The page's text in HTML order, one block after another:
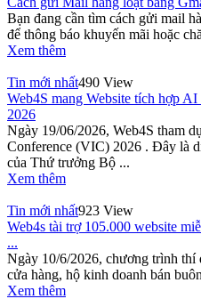
Bạn đang cần tìm cách gửi mail
để thông báo khuyến mãi hoặc
Xem thêm
Tin mới nhất490 View
Web4S mang Website tích hợp
2026
Ngày 19/06/2026, Web4S tham
Conference (VIC) 2026 . Đây là
của Thứ trưởng Bộ ...
Xem thêm
Tin mới nhất923 View
Web4s tài trợ 105.000 website
...
Ngày 10/6/2026, chương trình thí
cửa hàng, hộ kinh doanh bán
Xem thêm